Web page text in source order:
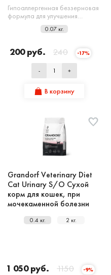
Гипоаллергенная беззерновая
формула для улучшения…
0.07 кг.
200 руб. 240 -17%
- +
В корзину
Grandorf Veterinary Diet
Cat Urinary S/O Сухой
корм для кошек, при
мочекаменной болезни
0.4 кг. 2 кг.
1 050 руб. 1150 -9%